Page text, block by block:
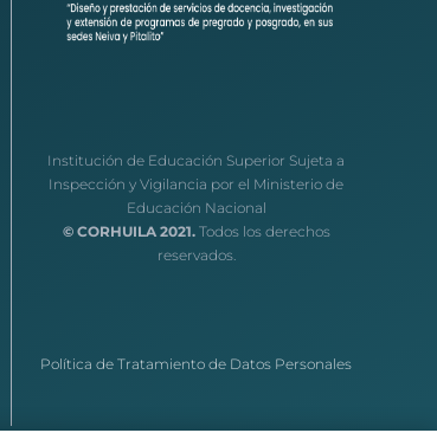
Institución de Educación Superior Sujeta a
Inspección y Vigilancia por el Ministerio de
Educación Nacional
© CORHUILA 2021. Todos los derechos
reservados.
Política de Tratamiento de Datos Personales